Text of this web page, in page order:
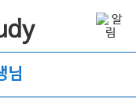
님